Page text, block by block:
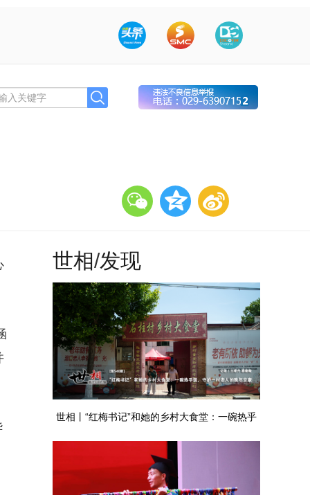
世相/发现
世相丨“红梅书记”和她的乡村大食堂：一碗热乎
饭，守护一村老人的晚年安康